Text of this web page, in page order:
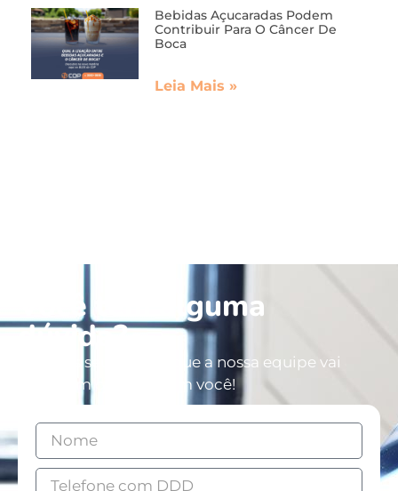
Bebidas Açucaradas Podem
Contribuir Para O Câncer De
Boca
Leia Mais »
Você tem alguma
dúvida?
Deixe os seus dados que a nossa equipe vai
entrar em contato com você!